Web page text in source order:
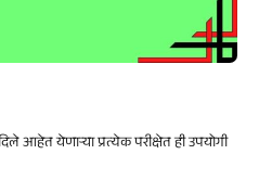
आहेत येणाऱ्या प्रत्येक परीक्षेत ही उपयोगी